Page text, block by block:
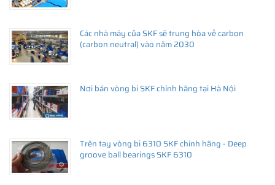
Các nhà máy của SKF sẽ trung hòa về carbon
(carbon neutral) vào năm 2030
Nơi bán vòng bi SKF chính hãng tại Hà Nội
Trên tay vòng bi 6310 SKF chính hãng - Deep
groove ball bearings SKF 6310